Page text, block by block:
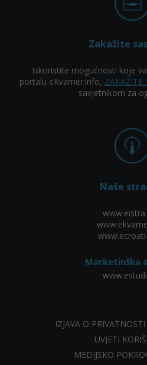
Zakažite
Iskoristite mogućnosti koje
portalu eKvarner.info, ZAKAŽITE
savjetnikom za
Naše
Marketinška
IZJAVA O PRIVATNOSTI
UVJETI
MEDIJSKO